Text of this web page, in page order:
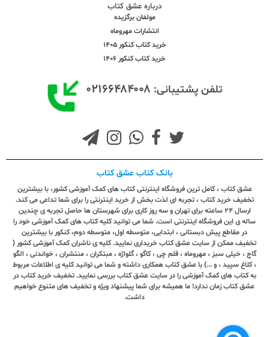
درباره عشق کتاب
مولفان برگزیده
انتشارات مهروماه
خرید کتاب کنکور 1405
خرید کتاب کنکور 1406
تلفن پشتیبانی: ۰۲۱۶۶۴۸۴۰۰۸
بانک کتاب عشق کتاب
عشق کتاب ، کامل ترین فروشگاه اینترنتی کتاب های کمک آموزشی کشور، با بیشترین
تخفیف خرید کتاب ، تجربه ای لذت بخش از خرید اینترنتی را برای شما تداعی می کند.
ارسال ٢٤ ساعته برای تهران و سه روز کاری برای شهرستان ها حاصل تجربه ی چندین
ساله ی این فروشگاه اینترنتی است. شما می توانید کلیه کتاب های کمک آموزشی خود را
در مقاطع پیش دبستانی ، ابتدایی، متوسطه اول، متوسطه دوم، کنکور با بیشترین
تخفیف ممکن از سایت عشق کتاب خریداری نمایید. کلیه ی ناشران کمک آموزشی کشور (
گاج ، خیلی سبز ، مهروماه ، قلم چی ، کاگو ، گلواژه ، مبتکران ، منتشران ، خواندنی ، الگو
، کلاغ سپید ، و ...) با عشق کتاب همکاری داشته و شما می توانید کلیه ی اطلاعات مربوط
به کتاب های کمک آموزشی را در سایت عشق کتاب بررسی نمایید. تخفیف خرید کتاب در
عشق کتاب زمان ندارد! ما همیشه برای شما پیشنهاد ویژه و تخفیف های متنوع خواهیم
داشت.